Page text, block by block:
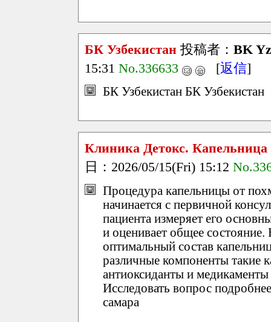
БК Узбекистан 投稿者： BK
15:31 No.336633 [返信]
БК Узбекистан БК Узбекистан
Клиника Детокс. Капельница
日：2026/05/15(Fri) 15:12
Процедура капельницы от
начинается с первичной
пациента измеряет его
и оценивает общее
оптимальный состав
различные компоненты такие
антиоксиданты и
Исследовать вопрос
самара